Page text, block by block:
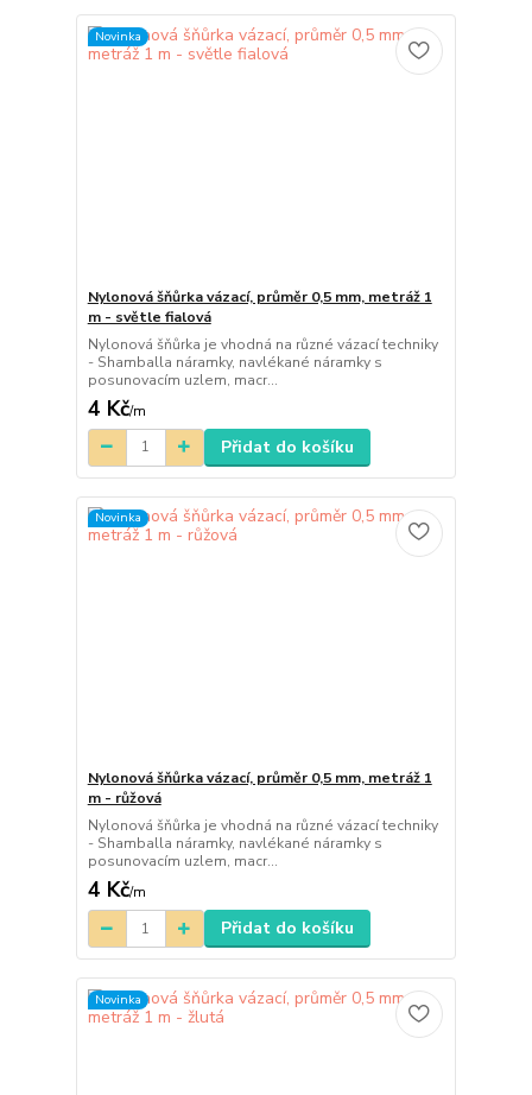
Novinka
Nylonová šňůrka vázací, průměr 0,5 mm, metráž 1
m - světle fialová
Nylonová šňůrka je vhodná na různé vázací techniky
- Shamballa náramky, navlékané náramky s
posunovacím uzlem, macr...
4 Kč/m
Přidat do košíku
Novinka
Nylonová šňůrka vázací, průměr 0,5 mm, metráž 1
m - růžová
Nylonová šňůrka je vhodná na různé vázací techniky
- Shamballa náramky, navlékané náramky s
posunovacím uzlem, macr...
4 Kč/m
Přidat do košíku
Novinka